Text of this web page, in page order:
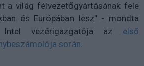
a világ félvezetőgyártásának fele
és Európában lesz" - mondta
Intel vezérigazgatója az első
során.